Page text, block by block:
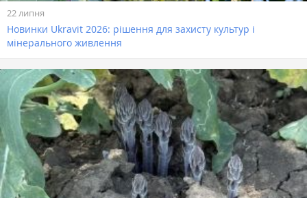
22 липня
Новинки Ukravit 2026: рішення для захисту культур і
мінерального живлення